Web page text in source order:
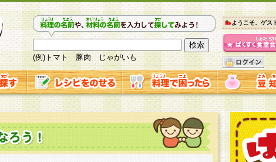
(例)トマト 豚肉 じゃがいも
ようこそ、ゲス